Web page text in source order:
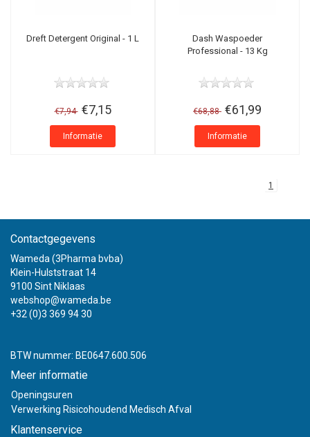
Dreft Detergent Original - 1 L
€7,94 €7,15
Informatie
Dash Waspoeder
Professional - 13 Kg
€68,88 €61,99
Informatie
1
Contactgegevens
Wameda (3Pharma bvba)
Klein-Hulststraat 14
9100 Sint Niklaas
webshop@wameda.be
+32 (0)3 369 94 30
BTW nummer: BE0647.600.506
Meer informatie
Openingsuren
Verwerking Risicohoudend Medisch Afval
Klantenservice